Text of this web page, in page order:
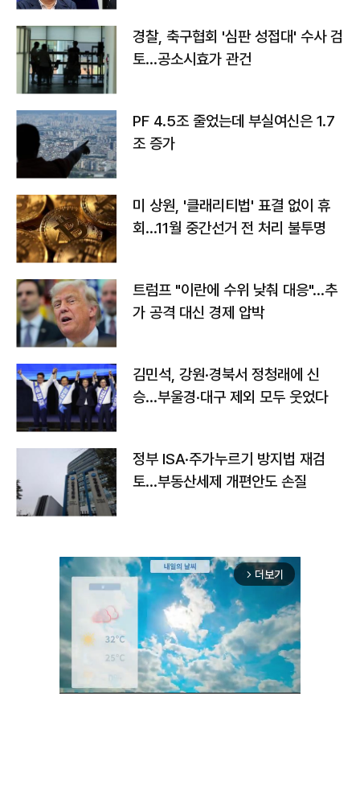
경찰, 축구협회 '심판 성접대' 수사 검
토…공소시효가 관건
PF 4.5조 줄었는데 부실여신은 1.7
조 증가
미 상원, '클래리티법' 표결 없이 휴
회…11월 중간선거 전 처리 불투명
트럼프 "이란에 수위 낮춰 대응"…추
가 공격 대신 경제 압박
김민석, 강원·경북서 정청래에 신
승…부울경·대구 제외 모두 웃었다
정부 ISA·주가누르기 방지법 재검
토…부동산세제 개편안도 손질
arrow_forward_ios 더보기